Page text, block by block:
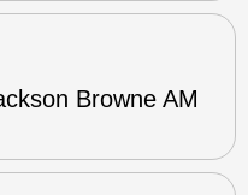
Browne AM